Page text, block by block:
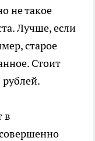
не такое
Лучше, если
старое
Стоит
в